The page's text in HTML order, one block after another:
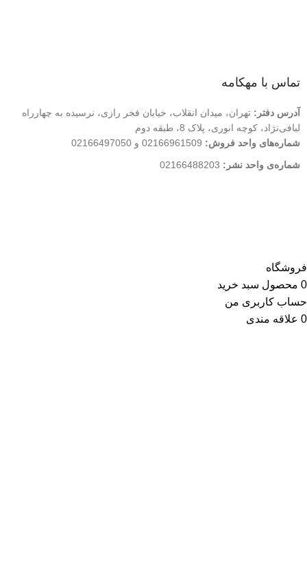
تماس با مهکامه
آدرس دفتر: تهران، میدان انقلاب، خیابان فخر رازی، نرسیده به چهارراه
لبافی‌نژاد، کوچه انوری، پلاک 8، طبقه دوم
شماره‌های واحد فروش: 02166961509 و 02166497050
شماره‌‌ی واحد نشر:
فروشگاه
0 محصول سبد خرید
حساب کاربری من
0 علاقه مندی